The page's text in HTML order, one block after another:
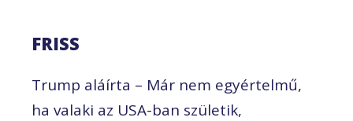
FRISS
Trump aláírta – Már nem egyértelmű,
ha valaki az USA-ban születik,